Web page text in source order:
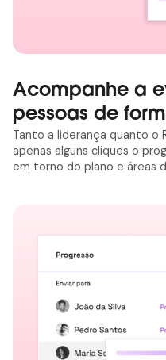
Acompanhe a
pessoas de
Tanto a liderança quanto o
apenas alguns cliques o
em torno do plano e áreas